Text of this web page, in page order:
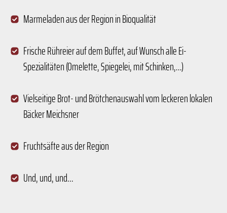
Marmeladen aus der Region in Bioqualität
Frische Rühreier auf dem Buffet, auf Wunsch alle Ei-
Spezialitäten (Omelette, Spiegelei, mit Schinken,...)
Vielseitige Brot- und Brötchenauswahl vom leckeren lokalen
Bäcker Meichsner
Fruchtsäfte aus der Region
Und, und, und...